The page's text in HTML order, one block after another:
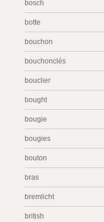
bosch
botte
bouchon
bouchonclés
bouclier
bought
bougie
bougies
bouton
bras
bremlicht
british